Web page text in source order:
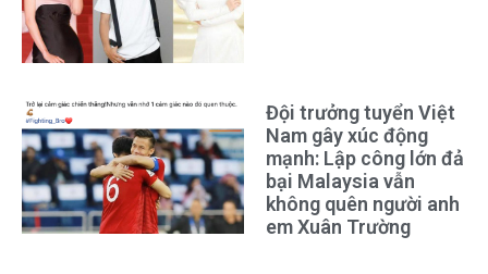
Đội trưởng tuyển Việt
Nam gây xúc động
mạnh: Lập công lớn đả
bại Malaysia vẫn
không quên người anh
em Xuân Trường